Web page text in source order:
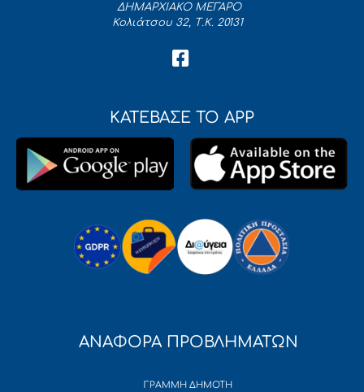
ΔΗΜΑΡΧΙΑΚΟ ΜΕΓΑΡΟ
Κολιάτσου 32, Τ.Κ. 20131
ΚΑΤΕΒΑΣΕ ΤΟ APP
ΑΝΑΦΟΡΑ ΠΡΟΒΛΗΜΑΤΩΝ
ΓΡΑΜΜΗ ΔΗΜΟΤΗ